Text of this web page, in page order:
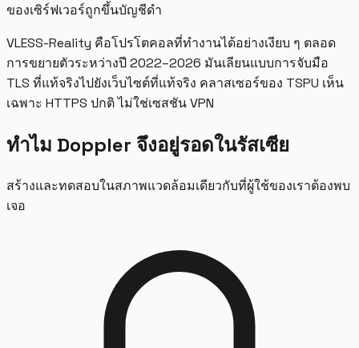
ของเซิร์ฟเวอร์ถูกขึ้นบัญชีดำ
VLESS-Reality คือโปรโตคอลที่ทำงานได้อย่างเงียบ ๆ ตลอด
การขยายตัวระหว่างปี 2022–2026 มันเลียนแบบการจับมือ
TLS ที่แท้จริงไปยังเว็บไซต์ที่แท้จริง คลาสเซอร์ของ TSPU เห็น
เฉพาะ HTTPS ปกติ ไม่ใช่เซสชัน VPN
ทำไม Doppler จึงอยู่รอดในรัสเซีย
สร้างและทดสอบในสภาพแวดล้อมเดียวกับที่ผู้ใช้ของเราต้องพบ
เจอ